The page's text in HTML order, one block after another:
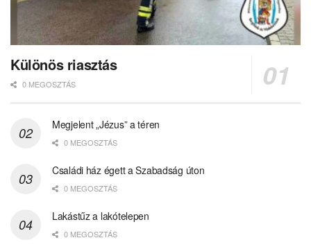
Különös riasztás
0 MEGOSZTÁS
Megjelent „Jézus” a téren
0 MEGOSZTÁS
Családi ház égett a Szabadság úton
0 MEGOSZTÁS
Lakástűz a lakótelepen
0 MEGOSZTÁS